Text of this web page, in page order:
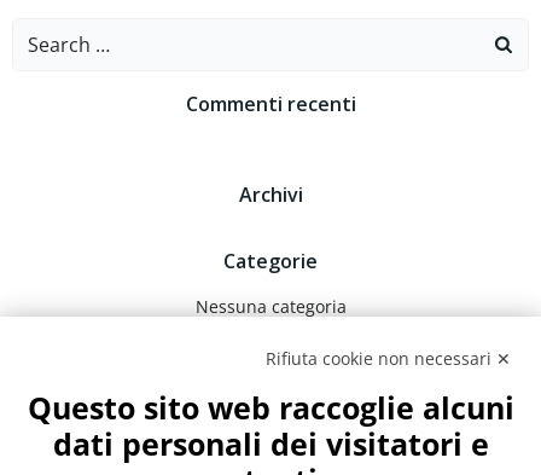
Search
Commenti recenti
Archivi
Categorie
Nessuna categoria
Meta
Accedi
Feed dei contenuti
Rifiuta cookie non necessari ✕
Questo sito web raccoglie alcuni
dati personali dei visitatori e